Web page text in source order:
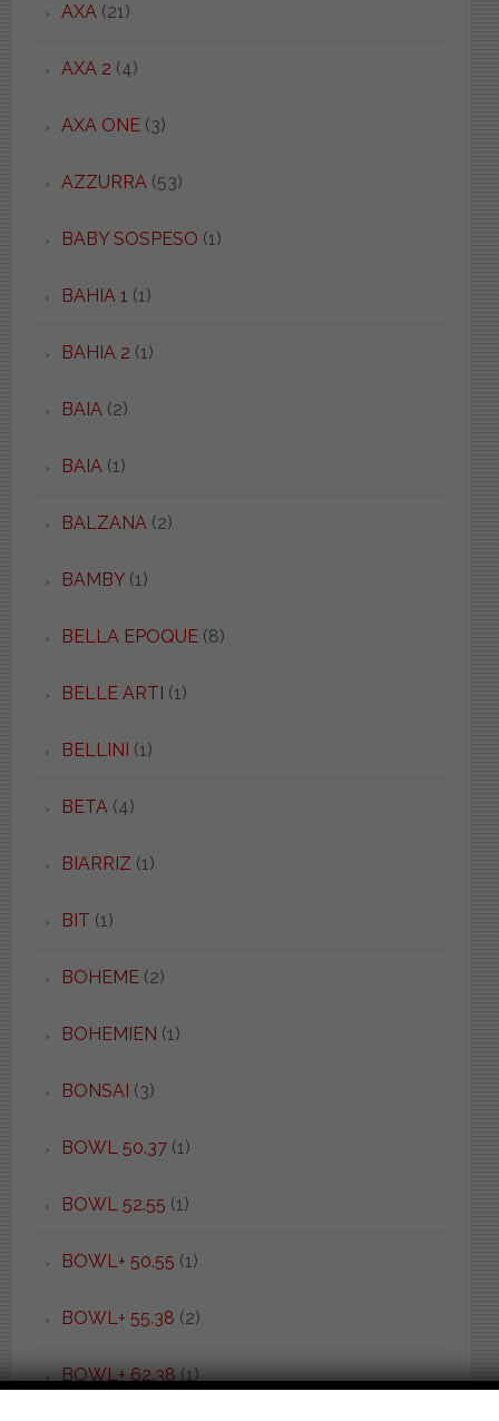
AXA(21)
AXA 2 (4)
AXA ONE(3)
AZZURRA(53)
BABY SOSPESO (1)
BAHIA 1 (1)
BAHIA 2 (1)
BAIA(2)
BAIA(1)
BALZANA(2)
BAMBY(1)
BELLA EPOQUE(8)
BELLE ARTI (1)
BELLINI (1)
BETA(4)
BIARRIZ (1)
BIT (1)
BOHEME(2)
BOHEMIEN (1)
BONSAI (3)
BOWL 50.37(1)
BOWL 52.55 (1)
BOWL+ 50.55 (1)
BOWL+ 55.38 (2)
BOWL+ 62.38(1)